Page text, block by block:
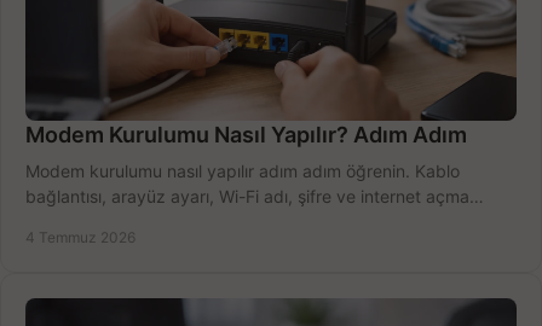
Modem Kurulumu Nasıl Yapılır? Adım Adım
Modem kurulumu nasıl yapılır adım adım öğrenin. Kablo
bağlantısı, arayüz ayarı, Wi-Fi adı, şifre ve internet açma
4 Temmuz 2026